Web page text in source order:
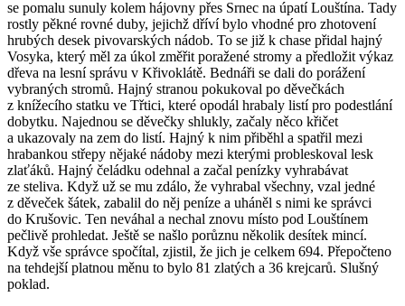
se pomalu sunuly kolem hájovny přes Srnec na úpatí Louštína. Tady
rostly pěkné rovné duby, jejichž dříví bylo vhodné pro zhotovení
hrubých desek pivovarských nádob. To se již k chase přidal hajný
Vosyka, který měl za úkol změřit poražené stromy a předložit výkaz
dřeva na lesní správu v Křivoklátě. Bednáři se dali do porážení
vybraných stromů. Hajný stranou pokukoval po děvečkách
z knížecího statku ve Třtici, které opodál hrabaly listí pro podestlání
dobytku. Najednou se děvečky shlukly, začaly něco křičet
a ukazovaly na zem do listí. Hajný k nim přiběhl a spatřil mezi
hrabankou střepy nějaké nádoby mezi kterými probleskoval lesk
zlaťáků. Hajný čeládku odehnal a začal penízky vyhrabávat
ze steliva. Když už se mu zdálo, že vyhrabal všechny, vzal jedné
z děveček šátek, zabalil do něj peníze a uháněl s nimi ke správci
do Krušovic. Ten neváhal a nechal znovu místo pod Louštínem
pečlivě prohledat. Ještě se našlo porůznu několik desítek mincí.
Když vše správce spočítal, zjistil, že jich je celkem 694. Přepočteno
na tehdejší platnou měnu to bylo 81 zlatých a 36 krejcarů. Slušný
poklad.